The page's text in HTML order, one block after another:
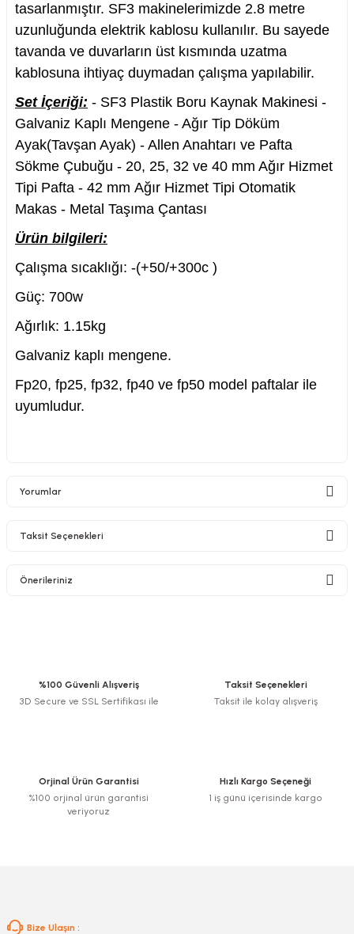
Ucu
ve Lehim Teli
tasarlanmıştır. SF3 makinelerimizde 2.8 metre
uzunluğunda elektrik kablosu kullanılır. Bu sayede
tavanda ve duvarların üst kısmında uzatma
kablosuna ihtiyaç duymadan çalışma yapılabilir.
Set İçeriği: - SF3 Plastik Boru Kaynak Makinesi -
Galvaniz Kaplı Mengene - Ağır Tip Döküm
Ayak(Tavşan Ayak) - Allen Anahtarı ve Pafta
Sökme Çubuğu - 20, 25, 32 ve 40 mm Ağır Hizmet
Tipi Pafta - 42 mm Ağır Hizmet Tipi Otomatik
Makas - Metal Taşıma Çantası
Ürün bilgileri:
Çalışma sıcaklığı: -(+50/+300c )
Güç: 700w
Ağırlık: 1.15kg
Galvaniz kaplı mengene.
Fp20, fp25, fp32, fp40 ve fp50 model paftalar ile
uyumludur.
Yorumlar
Taksit Seçenekleri
Önerileriniz
Ürün resmi kalitesiz, bozuk veya görüntülenemiyor.
Bu ürüne benzer farklı alternatifler olmalı.
%100 Güvenli Alışveriş
3D Secure ve SSL Sertifikası ile
Taksit Seçenekleri
Taksit ile kolay alışveriş
Orjinal Ürün Garantisi
%100 orjinal ürün garantisi
veriyoruz
Hızlı Kargo Seçeneği
1 iş günü içerisinde kargo
Bize Ulaşın :